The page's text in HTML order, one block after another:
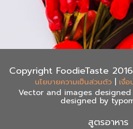
Copyright FoodieTaste
นโยบายความเป็นส่วนตัว เงื่
Vector and images designed
designed by
สูตรอาหาร